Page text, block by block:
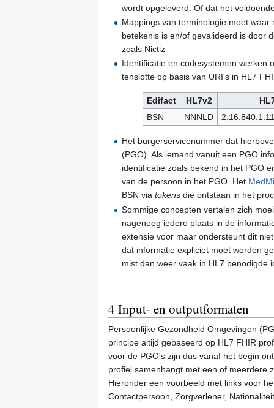
wordt opgeleverd. Of dat het
Mappings van terminologie moet
betekenis is en/of gevalideerd is door
zoals Nictiz
Identificatie en codesystemen werken
tenslotte op basis van URI's in HL7
Edifact HL7v2
BSN
NNNLD
Het burgerservicenummer dat
(PGO). Als iemand vanuit een PGO
identificatie zoals bekend in het PGO
van de persoon in het PGO. Het
BSN viatokens die ontstaan in het
Sommige concepten vertalen zich
nagenoeg iedere plaats in de
extensie voor maar ondersteunt dit
dat informatie expliciet moet worden
mist dan weer vaak in HL7 benodigde
4 Input- en outputformaten
Persoonlijke Gezondheid Omgevingen
principe altijd gebaseerd op HL7 FHIR
voor de PGO's zijn dus vanaf het begin
profiel samenhangt met een of meerdere
Hieronder een voorbeeld met links voor
Contactpersoon, Zorgverlener,